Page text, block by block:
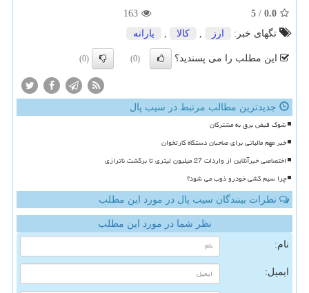
0.0
/
5
163
تگهای خبر:
ارز كالا یارانه
این مطلب را می پسندید؟ (0)
(0)
جدیدترین مطالب مرتبط در سیب پال
شوک قبض برق به مشترکان
خبر مهم مالیاتی برای صاحبان دستگاه کارتخوان
اختصاصی خبرآنلاین از واردات 27 میلیون لیتری تا برگشت ناترازی
چرا سیم کشی خودرو ذوب می شود؟
نظرات بینندگان سیب پال در مورد این مطلب
نظر شما در مورد این مطلب
نام:
ایمیل: